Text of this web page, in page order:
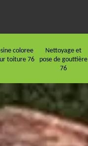
coloree
toiture 76
Nettoyage et
pose de gouttière
76